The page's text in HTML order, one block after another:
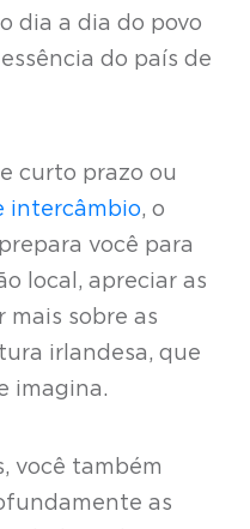
dia a dia do povo
do país de
curto prazo ou
intercâmbio, o
você para
local, apreciar as
mais sobre as
irlandesa, que
imagina.
você também
as